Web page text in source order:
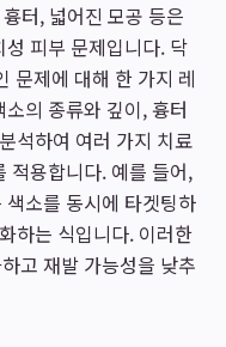
터, 넓어진 모공 등은
피부 문제입니다. 닥
문제에 대해 한 가지 레
의 종류와 깊이, 흉터
석하여 여러 가지 치료
적용합니다. 예를 들어,
소를 동시에 타겟팅하
하는 식입니다. 이러한
고 재발 가능성을 낮추